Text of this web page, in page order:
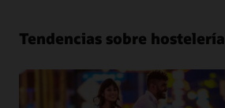
Tendencias sobre hostelería